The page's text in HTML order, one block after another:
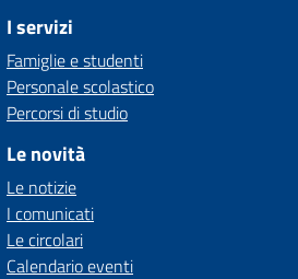
I servizi
Famiglie e studenti
Personale scolastico
Percorsi di studio
Le novità
Le notizie
I comunicati
Le circolari
Calendario eventi